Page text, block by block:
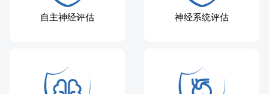
自主神经评估 神经系统评估